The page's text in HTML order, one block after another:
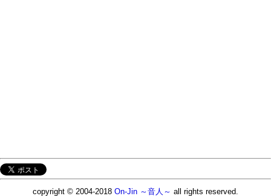
copyright © 2004-2018 On-Jin ～音人～ all rights reserved.